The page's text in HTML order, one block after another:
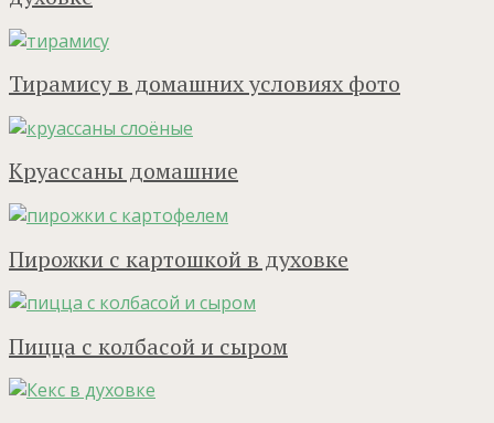
Тирамису в домашних условиях фото
Круассаны домашние
Пирожки с картошкой в духовке
Пицца с колбасой и сыром